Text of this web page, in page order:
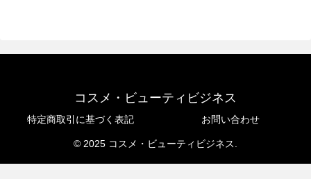
コスメ・ビューティビジネス
特定商取引に基づく表記 お問い合わせ
© 2025 コスメ・ビューティビジネス.